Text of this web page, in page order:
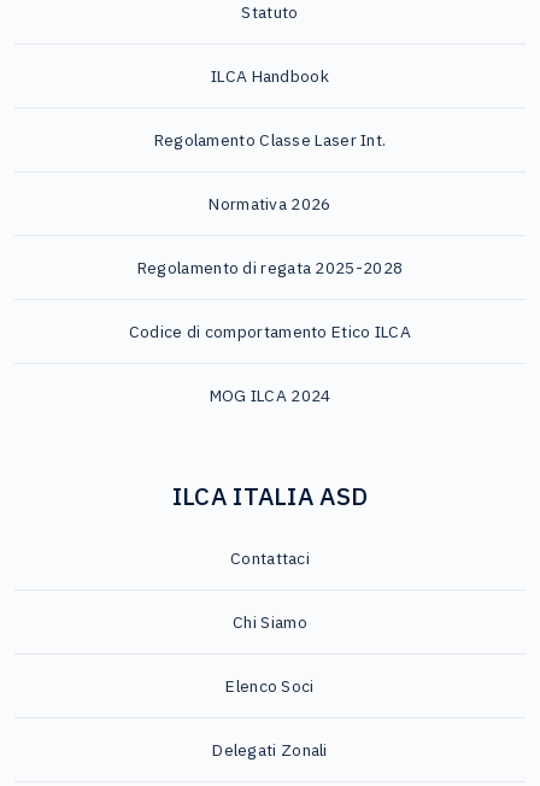
Statuto
ILCA Handbook
Regolamento Classe Laser Int.
Normativa 2026
Regolamento di regata 2025-2028
Codice di comportamento Etico ILCA
MOG ILCA 2024
ILCA ITALIA ASD
Contattaci
Chi Siamo
Elenco Soci
Delegati Zonali